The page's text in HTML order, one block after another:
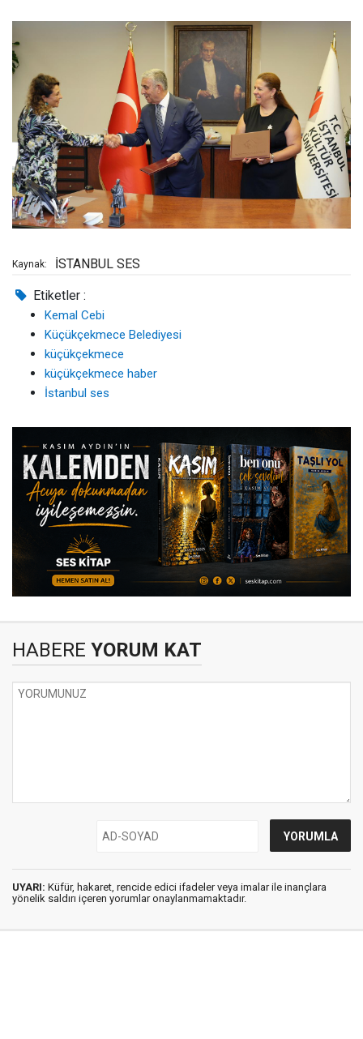
Kaynak: İSTANBUL SES
Etiketler :
Kemal Cebi
Küçükçekmece Belediyesi
küçükçekmece
küçükçekmece haber
İstanbul ses
HABERE YORUM KAT
UYARI: Küfür, hakaret, rencide edici ifadeler veya imalar ile inançlara
yönelik saldırı içeren yorumlar onaylanmamaktadır.